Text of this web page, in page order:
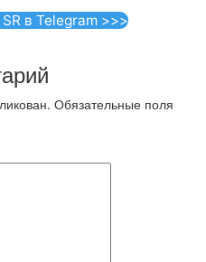
в Telegram >>>
Обязательные поля